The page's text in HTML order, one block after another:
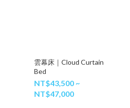
雲幕床｜Cloud Curtain
Bed
NT$43,500 ~
NT$47,000